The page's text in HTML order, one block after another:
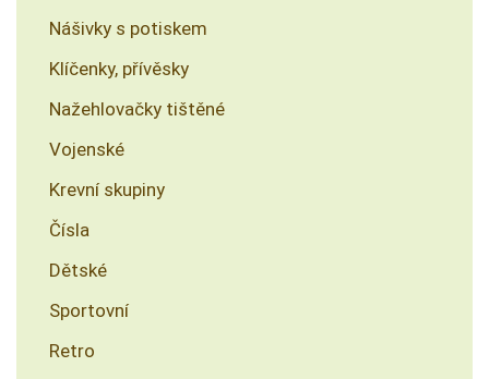
Nášivky s potiskem
Klíčenky, přívěsky
Nažehlovačky tištěné
Vojenské
Krevní skupiny
Čísla
Dětské
Sportovní
Retro